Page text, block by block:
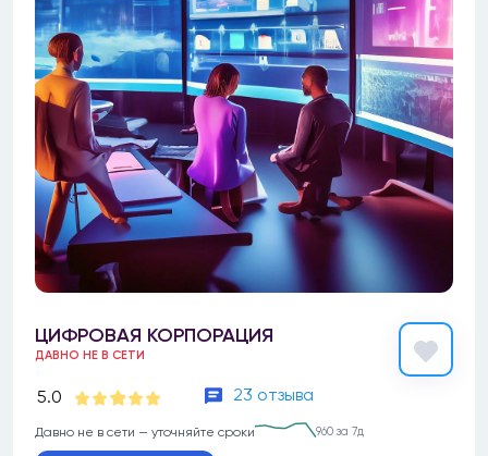
ЦИФРОВАЯ КОРПОРАЦИЯ
ДАВНО НЕ В СЕТИ
5.0 23 отзыва
Давно не в сети — уточняйте сроки 960 за 7д